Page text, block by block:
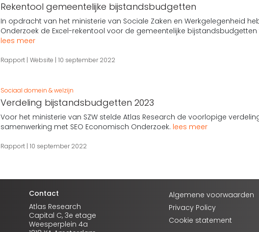
Rekentool gemeentelijke bijstandsbudgetten
In opdracht van het ministerie van Sociale Zaken en Werkgelegenheid
Onderzoek de Excel-rekentool voor de gemeentelijke
lees meer
Rapport Website 10 september 2022
Sociaal domein & welzijn
Verdeling bijstandsbudgetten 2023
Voor het ministerie van SZW stelde Atlas Research de voorlopige
samenwerking met SEO Economisch Onderzoek. lees meer
Rapport 10 september 2022
Contact
Atlas Research
Capital C, 3e etage
Weesperplein 4a
Algemene voorwaarden
Privacy Policy
Cookie statement